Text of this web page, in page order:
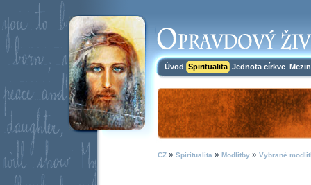
Úvod Spiritualita Jednota církve
CZ » Spiritualita » Modlitby » Vybrané